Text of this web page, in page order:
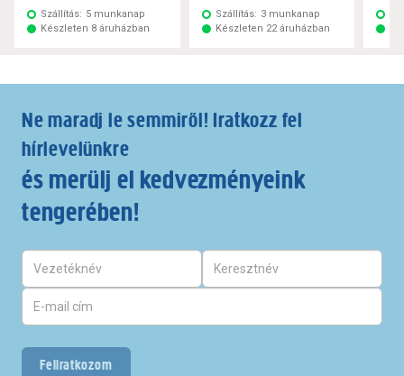
Szállítás: 5 munkanap
Készleten 8 áruházban
Szállítás: 3 munkanap
Készleten 22 áruházban
Ne maradj le semmiről! Iratkozz fel
hírlevelünkre
és merülj el kedvezményeink
tengerében!
Feliratkozom